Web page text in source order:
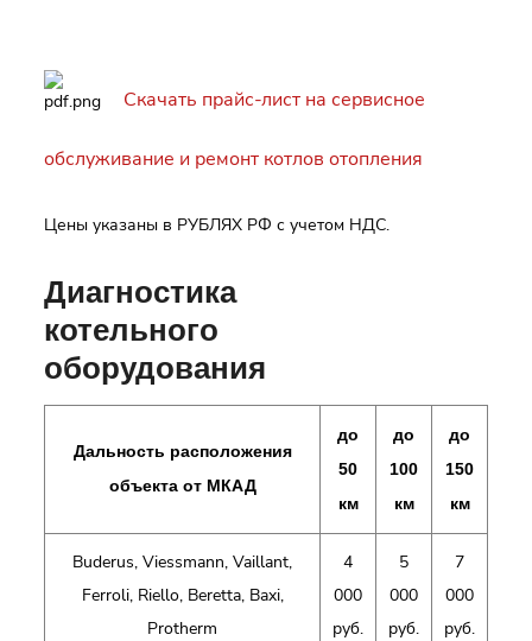
Скачать прайс-лист на сервисное
обслуживание и ремонт котлов отопления
Цены указаны в РУБЛЯХ РФ с учетом НДС.
Диагностика
котельного
оборудования
Дальность расположения
объекта от МКАД
до
50
км
до
100
км
до
150
км
Buderus, Viessmann, Vaillant,
Ferroli, Riello, Beretta, Baxi,
Protherm
4
000
руб.
5
000
руб.
7
000
руб.